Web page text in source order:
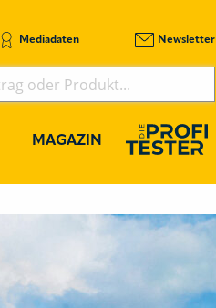
Mediadaten Newsletter
MAGAZIN